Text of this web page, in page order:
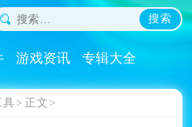
搜索
游戏资讯 专辑大全
具 正文